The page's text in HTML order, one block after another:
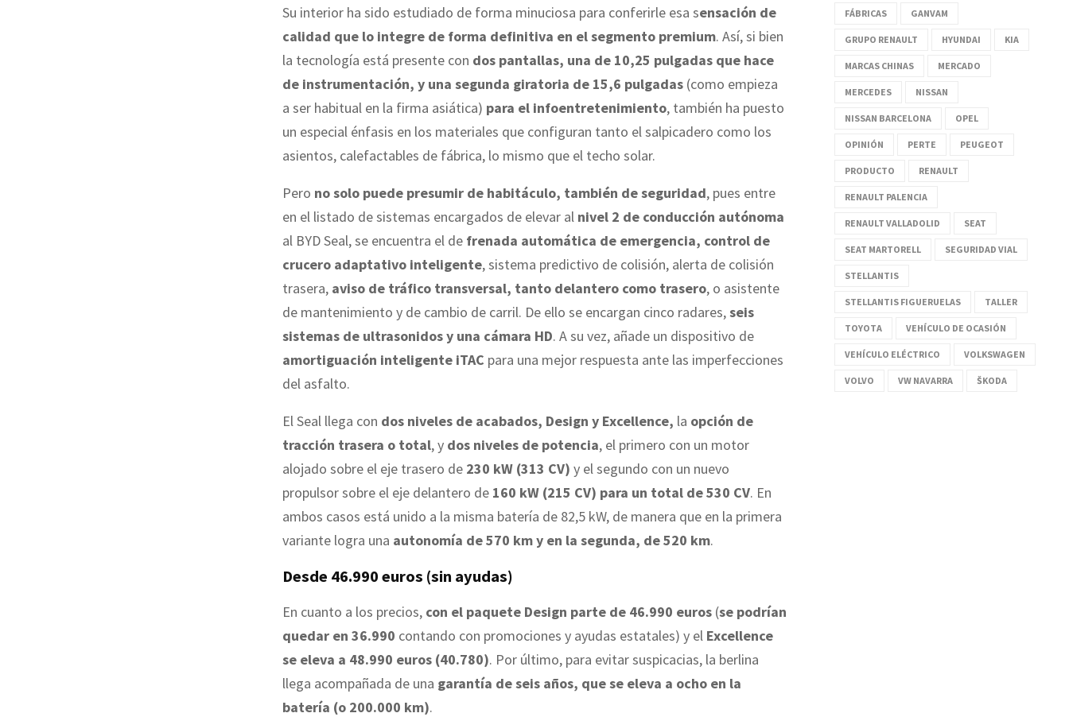
Su interior ha sido estudiado de forma minuciosa para conferirle esa sensación de
calidad que lo integre de forma definitiva en el segmento premium. Así, si bien
la tecnología está presente con dos pantallas, una de 10,25 pulgadas que hace
de instrumentación, y una segunda giratoria de 15,6 pulgadas (como empieza
a ser habitual en la firma asiática) para el infoentretenimiento, también ha puesto
un especial énfasis en los materiales que configuran tanto el salpicadero como los
asientos, calefactables de fábrica, lo mismo que el techo solar.
Pero no solo puede presumir de habitáculo, también de seguridad, pues entre
en el listado de sistemas encargados de elevar al nivel 2 de conducción autónoma
al BYD Seal, se encuentra el de frenada automática de emergencia, control de
crucero adaptativo inteligente, sistema predictivo de colisión, alerta de colisión
trasera, aviso de tráfico transversal, tanto delantero como trasero, o asistente
de mantenimiento y de cambio de carril. De ello se encargan cinco radares,seis
sistemas de ultrasonidos y una cámara HD. A su vez, añade un dispositivo de
amortiguación inteligente iTAC para una mejor respuesta ante las imperfecciones
del asfalto.
El Seal llega con dos niveles de acabados, Design y Excellence, la opción de
tracción trasera o total, y dos niveles de potencia, el primero con un motor
alojado sobre el eje trasero de 230 kW (313 CV) y el segundo con un nuevo
propulsor sobre el eje delantero de 160 kW (215 CV) para un total de 530 CV. En
ambos casos está unido a la misma batería de 82,5 kW, de manera que en la primera
variante logra una autonomía de 570 km y en la segunda, de 520 km.
Desde 46.990 euros (sin ayudas)
En cuanto a los precios, con el paquete Design parte de 46.990 euros (se podrían
quedar en 36.990 contando con promociones y ayudas estatales) y el Excellence
se eleva a 48.990 euros (40.780). Por último, para evitar suspicacias, la berlina
llega acompañada de una garantía de seis años, que se eleva a ocho en la
batería (o 200.000 km).
FÁBRICAS GANVAM
GRUPO RENAULT HYUNDAI KIA
MARCAS CHINAS MERCADO
MERCEDES NISSAN
NISSAN BARCELONA OPEL
OPINIÓN PERTE PEUGEOT
PRODUCTO RENAULT
RENAULT PALENCIA
RENAULT VALLADOLID SEAT
SEAT MARTORELL SEGURIDAD VIAL
STELLANTIS
STELLANTIS FIGUERUELAS TALLER
TOYOTA VEHÍCULO DE OCASIÓN
VEHÍCULO ELÉCTRICO VOLKSWAGEN
VOLVO VW NAVARRA ŠKODA